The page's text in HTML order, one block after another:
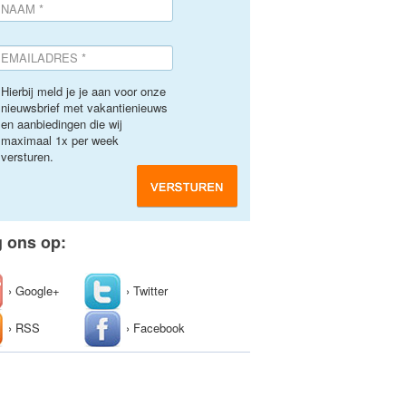
Hierbij meld je je aan voor onze
nieuwsbrief met vakantienieuws
en aanbiedingen die wij
maximaal 1x per week
versturen.
ons op:
› Google+ › Twitter
› RSS › Facebook